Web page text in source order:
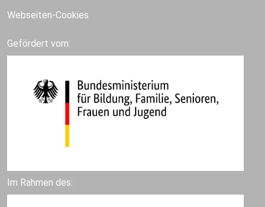
Webseiten-Cookies
Gefördert vom:
Im Rahmen des: